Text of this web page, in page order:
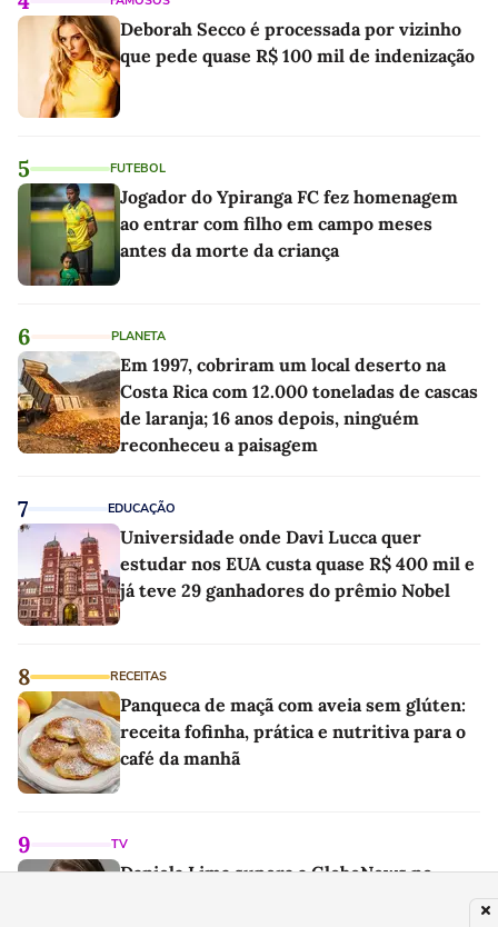
Deborah Secco é processada por vizinho
que pede quase R$ 100 mil de indenização
5 FUTEBOL
Jogador do Ypiranga FC fez homenagem
ao entrar com filho em campo meses
antes da morte da criança
6 PLANETA
Em 1997, cobriram um local deserto na
Costa Rica com 12.000 toneladas de cascas
de laranja; 16 anos depois, ninguém
reconheceu a paisagem
7 EDUCAÇÃO
Universidade onde Davi Lucca quer
estudar nos EUA custa quase R$ 400 mil e
já teve 29 ganhadores do prêmio Nobel
8 RECEITAS
Panqueca de maçã com aveia sem glúten:
receita fofinha, prática e nutritiva para o
café da manhã
9 TV
Daniela Lima supera a GloboNews no